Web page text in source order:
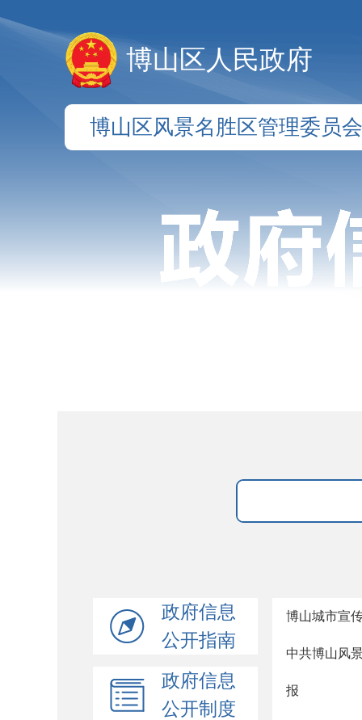
博山区人民政府
博山区风景名胜区管理委员会
政府信息
公开指南
政府信息
公开制度
博山城市宣
中共博山风
报